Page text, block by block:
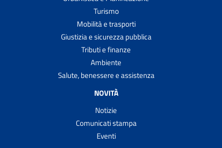
Turismo
Mobilità e trasporti
Giustizia e sicurezza pubblica
Tributi e finanze
Ambiente
Salute, benessere e assistenza
NOVITÀ
Notizie
Comunicati stampa
Eventi